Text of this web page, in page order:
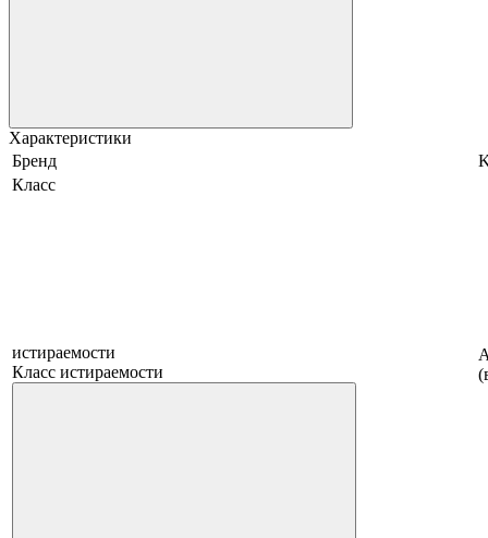
Характеристики
Бренд
Класс
истираемости
Класс истираемости